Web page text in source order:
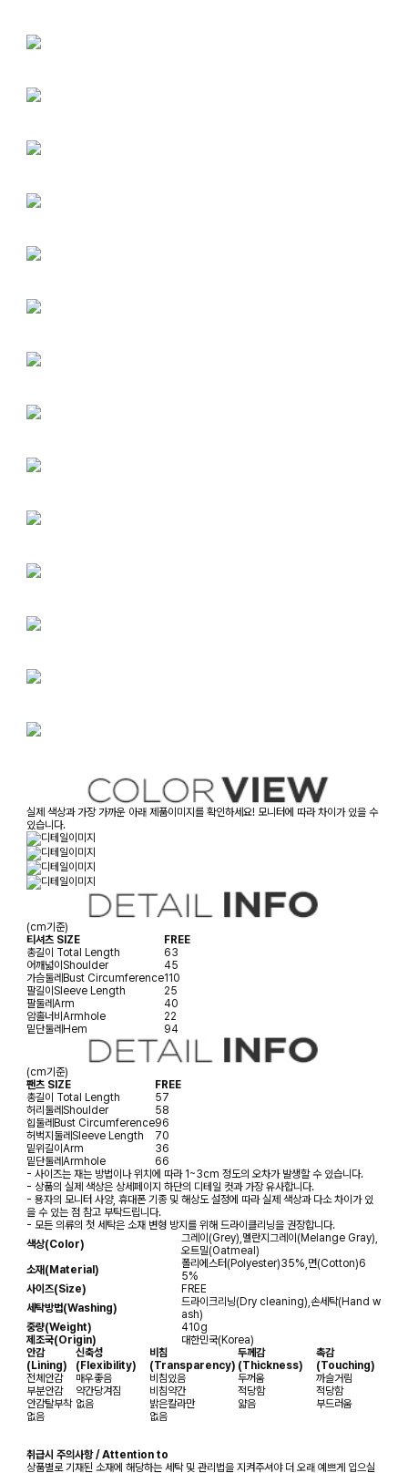
실제 색상과 가장 가까운 아래 제품이미지를 확인하세요! 모니터에 따라 차이가 있을 수
있습니다.
(cm기준)
티셔츠 SIZE
FREE
총길이 Total Length
63
어깨넓이Shoulder
45
가슴둘레Bust Circumference110
팔길이Sleeve Length
25
팔둘레Arm
40
암홀너비Armhole
22
밑단둘레Hem 94
(cm기준)
팬츠 SIZE
FREE
총길이 Total Length
57
허리둘레 Shoulder
58
힙둘레 Bust Circumference96
허벅지둘레 Sleeve Length
70
밑위길이 Arm
36
밑단둘레 Armhole
66
- 사이즈는 재는 방법이나 위치에 따라 1~3cm 정도의 오차가 발생할 수 있습니다.
- 상품의 실제 색상은 상세페이지 하단의 디테일 컷과 가장 유사합니다.
- 용자의 모니터 사양, 휴대폰 기종 및 해상도 설정에 따라 실제 색상과 다소 차이가 있
을 수 있는 점 참고 부탁드립니다.
- 모든 의류의 첫 세탁은 소재 변형 방지를 위해 드라이클리닝을 권장합니다.
색상(Color)
그레이(Grey),멜란지그레이(Melange Gray),
오트밀(Oatmeal)
소재(Material)
폴리에스터(Polyester)35%,면(Cotton)6
5%
사이즈(Size)
FREE
세탁방법(Washing)
드라이크리닝(Dry cleaning),손세탁(Hand w
ash)
중량(Weight)
410g
제조국(Origin)
대한민국(Korea)
안감
(Lining)
신축성
(Flexibility)
비침
(Transparency)
두께감
(Thickness)
촉감
(Touching)
전체안감
매우좋음 비침있음 두꺼움
까슬거림
부분안감
약간당겨짐 비침약간 적당함
적당함
안감탈부착 없음 밝은칼라만 얇음
부드러움
없음
없음
취급시 주의사항 / Attention to
상품별로 기재된 소재에 해당하는 세탁 및 관리법을 지켜주셔야 더 오래 예쁘게 입으실